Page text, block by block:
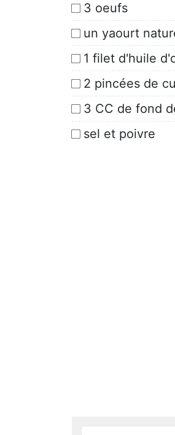
3 oeufs
un yaourt
1 filet d'huile
2 pincées de
3 CC de fond
sel et poivre